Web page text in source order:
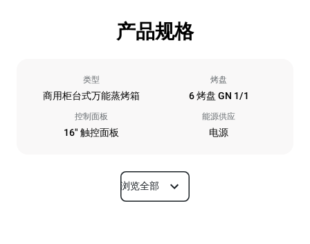
产品规格
类型
商用柜台式万能蒸烤箱
烤盘
6 烤盘 GN 1/1
控制面板
16" 触控面板
能源供应
电源
尺寸
浏览全部